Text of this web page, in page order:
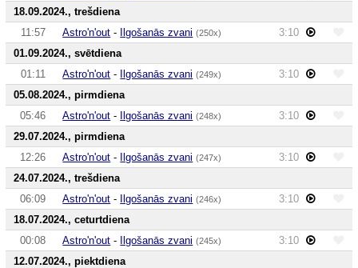
18.09.2024., trešdiena
11:57
Astro'n'out - Ilgošanās zvani (250x)
3:10
01.09.2024., svētdiena
01:11
Astro'n'out - Ilgošanās zvani (249x)
3:10
05.08.2024., pirmdiena
05:46
Astro'n'out - Ilgošanās zvani (248x)
3:10
29.07.2024., pirmdiena
12:26
Astro'n'out - Ilgošanās zvani (247x)
3:10
24.07.2024., trešdiena
06:09
Astro'n'out - Ilgošanās zvani (246x)
3:10
18.07.2024., ceturtdiena
00:08
Astro'n'out - Ilgošanās zvani (245x)
3:10
12.07.2024., piektdiena